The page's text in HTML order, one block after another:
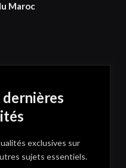
Maroc
dernières
exclusives sur
sujets essentiels.